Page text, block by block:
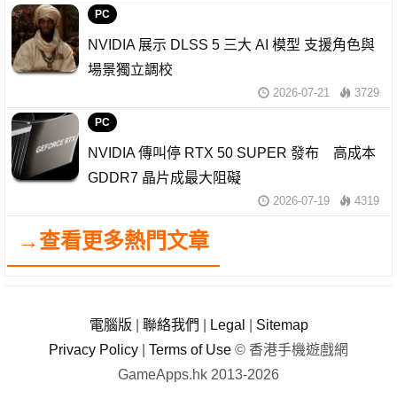
PC
NVIDIA 展示 DLSS 5 三大 AI 模型 支援角色與
場景獨立調校
2026-07-21 3729
PC
NVIDIA 傳叫停 RTX 50 SUPER 發布 高成本
GDDR7 晶片成最大阻礙
2026-07-19 4319
→查看更多熱門文章
電腦版 聯絡我們 Legal
Sitemap
Privacy Policy
Terms of Use © 香港手機遊戲網
GameApps.hk 2013-2026